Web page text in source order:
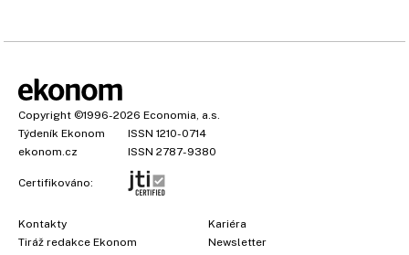
Copyright ©1996-2026 Economia, a.s.
Týdeník Ekonom
ISSN 1210-0714
ekonom.cz
ISSN 2787-9380
Certifikováno:
Kontakty
Tiráž redakce Ekonom
Kariéra
Newsletter